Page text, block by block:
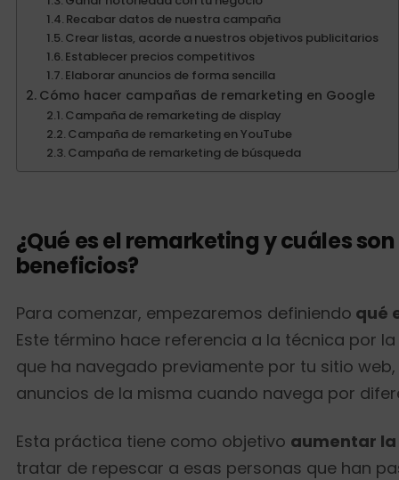
Recabar datos de nuestra campaña
Crear listas, acorde a nuestros objetivos publicitarios
Establecer precios competitivos
Elaborar anuncios de forma sencilla
Cómo hacer campañas de remarketing en Google
Campaña de remarketing de display
Campaña de remarketing en YouTube
Campaña de remarketing de búsqueda
¿Qué es el remarketing y cuáles son
beneficios?
Para comenzar, empezaremos definiendo qué
Este término hace referencia a la técnica por
que ha navegado previamente por tu sitio
anuncios de la misma cuando navega por
Esta práctica tiene como objetivo aumentar
tratar de repescar a esas personas que han